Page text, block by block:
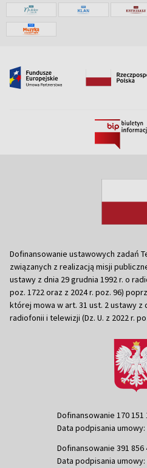
Dofinansowanie ustawowych zadań
związanych z realizacją misji
ustawy z dnia 29 grudnia 1992 r. o
poz. 1722 oraz z 2024 r. poz. 96)
której mowa w art. 31 ust. 2 ustawy z
radiofonii i telewizji (Dz. U. z 2022 r.
Dofinansowanie 170 151
Data podpisania umowy:
Dofinansowanie 391 856
Data podpisania umowy: